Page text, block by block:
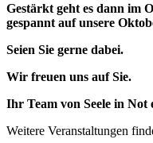
Gestärkt geht es dann im
gespannt auf unsere
Seien Sie gerne dabei.
Wir freuen uns auf Sie.
Ihr Team von Seele in Not
Weitere Veranstaltungen